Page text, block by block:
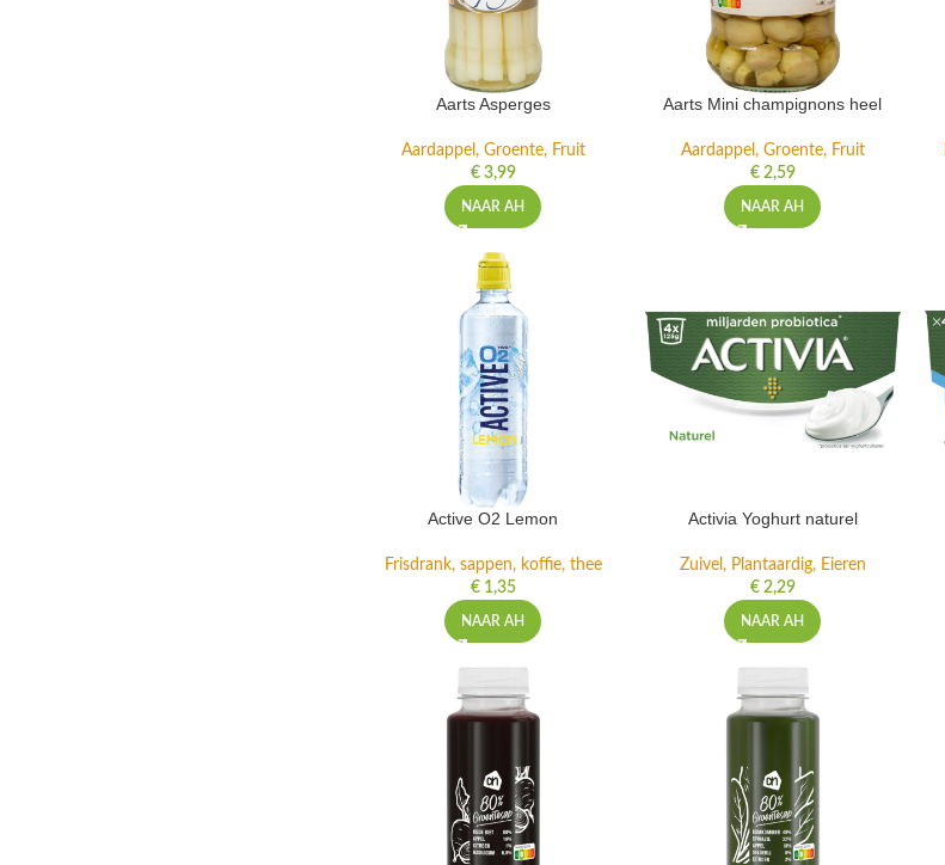
Aarts Asperges
Aardappel, Groente, Fruit
€3,99
NAAR AH
Aarts Mini champignons heel
Aardappel, Groente, Fruit
€2,59
NAAR AH
Active O2 Lemon
Frisdrank, sappen, koffie, thee
€1,35
NAAR AH
Activia Yoghurt naturel
Zuivel, Plantaardig, Eieren
€2,29
NAAR AH